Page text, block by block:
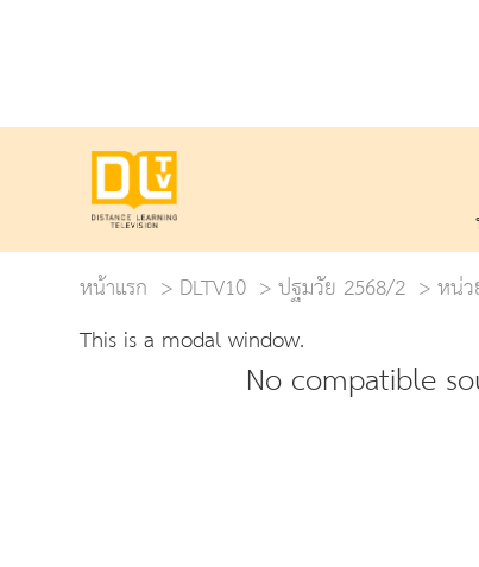
หน้าแรก
DLTV10 ปฐมวัย 2568/2 หน่
This is a modal window.
No compatible